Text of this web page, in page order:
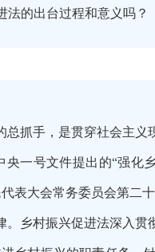
法的出台过程和意义吗？
总抓手，是贯穿社会主
央一号文件提出的“强
表大会常务委员会第二
。乡村振兴促进法深入